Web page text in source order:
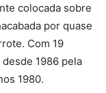
colocada sobre
por quase
Com 19
1986 pela
1980.